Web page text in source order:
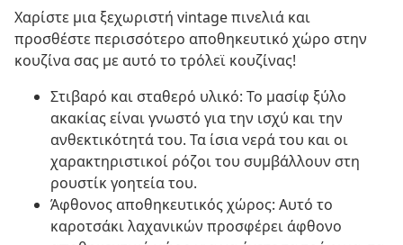
Χαρίστε μια ξεχωριστή vintage πινελιά και
προσθέστε περισσότερο αποθηκευτικό χώρο στην
κουζίνα σας με αυτό το τρόλεϊ κουζίνας!
Στιβαρό και σταθερό υλικό: Το μασίφ ξύλο
ακακίας είναι γνωστό για την ισχύ και την
ανθεκτικότητά του. Τα ίσια νερά του και οι
χαρακτηριστικοί ρόζοι του συμβάλλουν στη
ρουστίκ γοητεία του.
Άφθονος αποθηκευτικός χώρος: Αυτό το
καροτσάκι λαχανικών προσφέρει άφθονο